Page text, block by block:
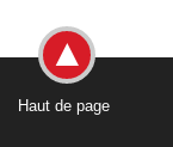
Haut de page